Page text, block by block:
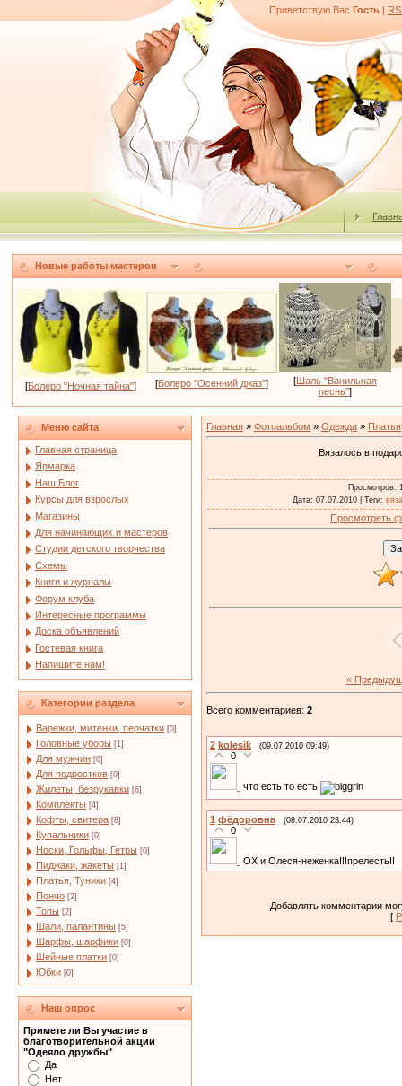
Приветствую Вас Гость |
Новые работы мастеров
[Болеро "Ночная тайна"] [Болеро "Осенний джаз"] [Шаль "Ванильная
песнь"]
Меню сайта
Главная страница
Ярмарка
Наш Блог
Курсы для взрослых
Магазины
Для начинающих и мастеров
Студии детского творчества
Схемы
Книги и журналы
Форум клуба
Интересные программы
Доска объявлений
Гостевая книга
Напишите нам!
Категории раздела
Варежки, митенки, перчатки [0]
Головные уборы [1]
Для мужчин [0]
Для подростков [0]
Жилеты, безрукавки [6]
Комплекты [4]
Кофты, свитера [8]
Купальники [0]
Носки, Гольфы, Гетры [0]
Пиджаки, жакеты [1]
Платья, Туники [4]
Пончо [2]
Топы [2]
Шали, палантины [5]
Шарфы, шарфики [0]
Шейные платки [0]
Юбки [0]
Наш опрос
Примете ли Вы участие в
благотворительной акции
"Одеяло дружбы"
Да
Нет
Главная » Фотоальбом » Одежда »
Вязалось в
Просмотров:
Дата: 07.07.2010 | Теги:
Просмотреть
«
Всего комментариев: 2
2 kolesik (09.07.2010 09:49)
0
что есть то есть
1 фёдоровна (08.07.2010 23:44)
0
ОХ и Олеся-неженка!!!прелесть!!
Добавлять комментарии
[